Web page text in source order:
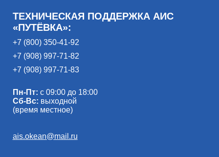
ТЕХНИЧЕСКАЯ ПОДДЕРЖКА АИС
«ПУТЁВКА»:
+7 (800) 350-41-92
+7 (908) 997-71-82
+7 (908) 997-71-83
Пн-Пт: с 09:00 до 18:00
Сб-Вс: выходной
(время местное)
ais.okean@mail.ru